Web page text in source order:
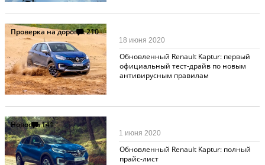
Проверка на дорогах210
Обновленный Renault Kaptur: первый
официальный тест-драйв по новым
антивирусным правилам
18 июня 2020
Новости141
Обновленный Renault Kaptur: полный
прайс-лист
1 июня 2020